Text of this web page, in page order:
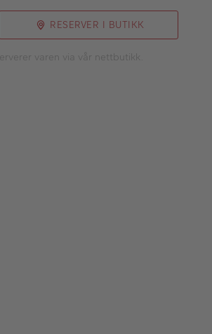
RESERVER I BUTIKK
varen via vår nettbutikk.